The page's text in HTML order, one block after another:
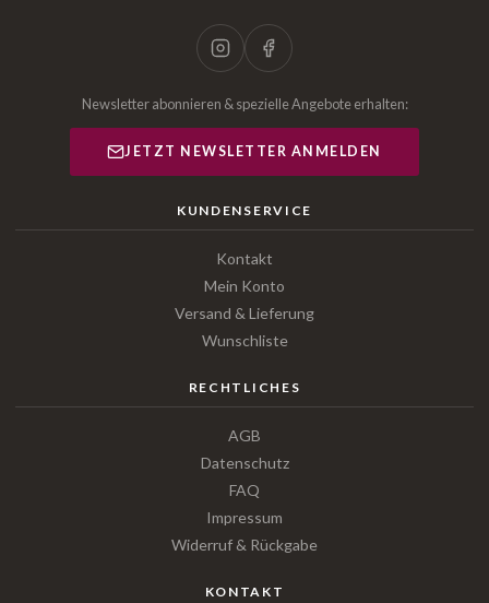
Newsletter abonnieren & spezielle Angebote erhalten:
JETZT NEWSLETTER ANMELDEN
KUNDENSERVICE
Kontakt
Mein Konto
Versand & Lieferung
Wunschliste
RECHTLICHES
AGB
Datenschutz
FAQ
Impressum
Widerruf & Rückgabe
KONTAKT